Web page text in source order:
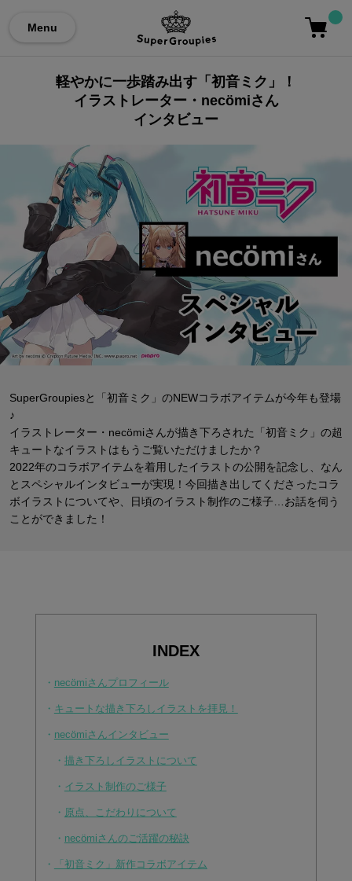
Menu
軽やかに一歩踏み出す「初音ミク」！
イラストレーター・necömiさん
インタビュー
SuperGroupiesと「初音ミク」のNEWコラボアイテムが今年も登場
♪
イラストレーター・necömiさんが描き下ろされた
「初音ミク」の超
キュートなイラストはもうご覧いただけましたか？
2022年のコラボアイテムを着用したイラストの公開を記念し、 なん
とスペシャルインタビューが実現！今回描き出してくださったコラ
ボイラストについてや、
日頃のイラスト制作のご様子…お話を伺う
ことができました！
INDEX
・ necömiさんプロフィール
・ キュートな描き下ろしイラストを拝見！
・ necömiさんインタビュー
・ 描き下ろしイラストについて
・ イラスト制作のご様子
・ 原点、こだわりについて
・ necömiさんのご活躍の秘訣
・ 「初音ミク」新作コラボアイテム